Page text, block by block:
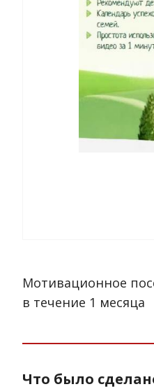
Мотивационное
в течение 1 месяца
Что было